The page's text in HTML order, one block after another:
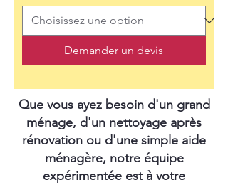
Demander un devis
Que vous ayez besoin d'un grand
ménage, d'un nettoyage après
rénovation ou d'une simple aide
ménagère, notre équipe
expérimentée est à votre